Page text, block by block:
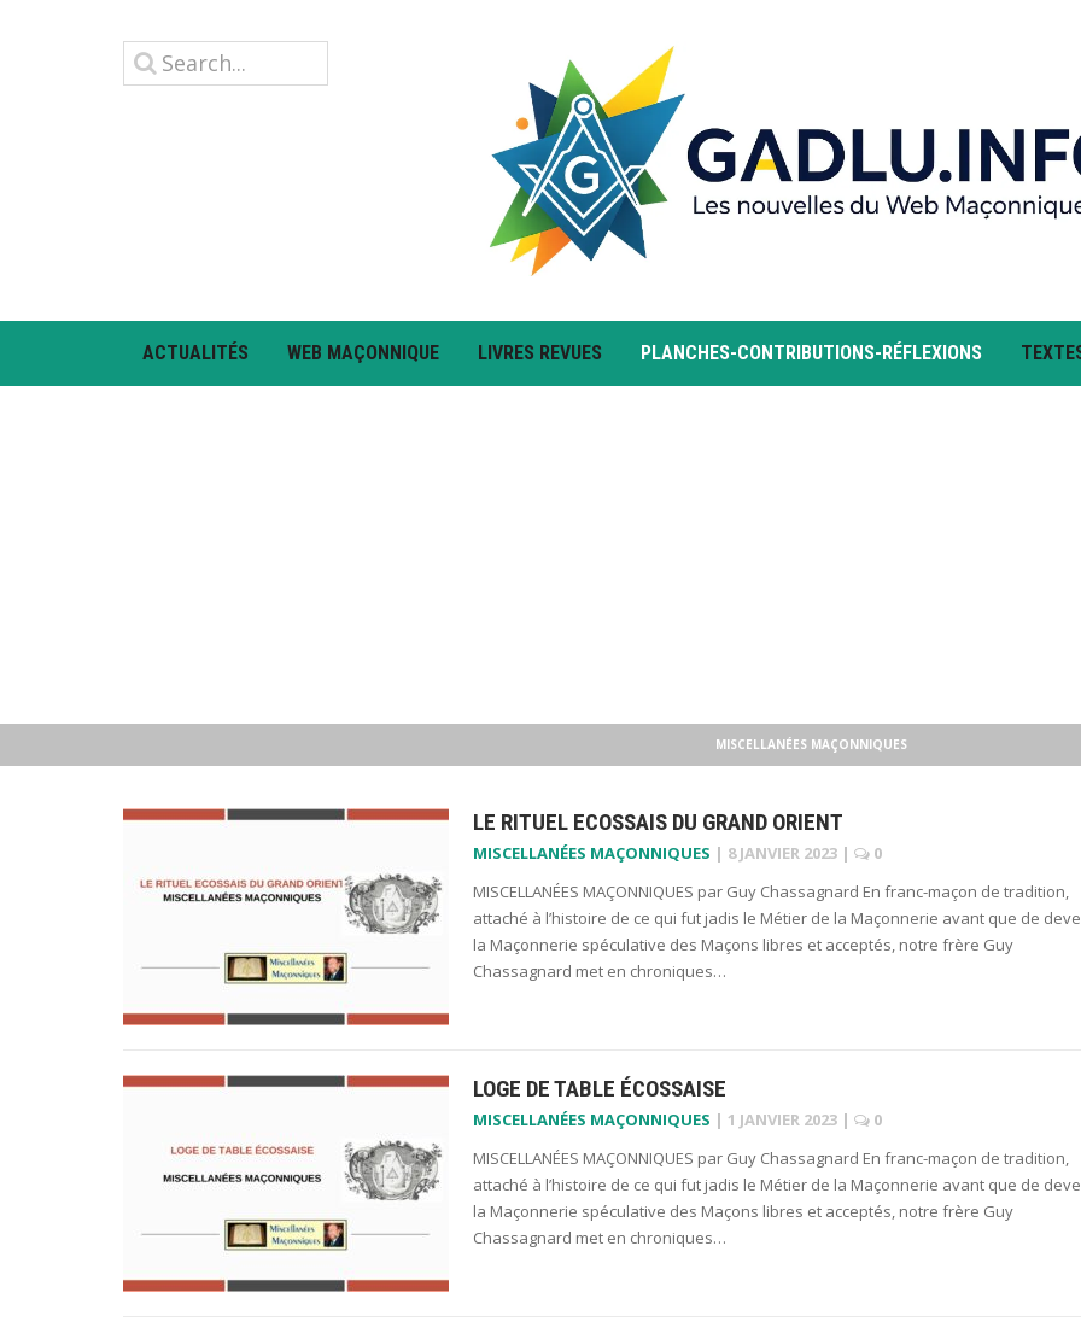
ACTUALITÉS WEB MAÇONNIQUE LIVRES REVUES PLANCHES-CONTRIBUTIONS-RÉFLEXIONS
MISCELLANÉES MAÇONNIQUES
LE RITUEL ECOSSAIS DU GRAND ORIENT
MISCELLANÉES MAÇONNIQUES | 8 JANVIER 2023 |
0
MISCELLANÉES MAÇONNIQUES par Guy Chassagnard En franc-maçon de tradition,
attaché à l’histoire de ce qui fut jadis le Métier de la Maçonnerie avant que de
la Maçonnerie spéculative des Maçons libres et acceptés, notre frère Guy
Chassagnard met en chroniques…
LOGE DE TABLE ÉCOSSAISE
MISCELLANÉES MAÇONNIQUES | 1 JANVIER 2023 |
0
MISCELLANÉES MAÇONNIQUES par Guy Chassagnard En franc-maçon de tradition,
attaché à l’histoire de ce qui fut jadis le Métier de la Maçonnerie avant que de
la Maçonnerie spéculative des Maçons libres et acceptés, notre frère Guy
Chassagnard met en chroniques…